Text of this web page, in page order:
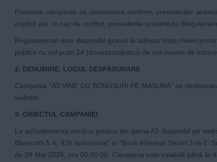
Prezenta campanie se desfasoara conform prevederilor
explicit aici. In caz de conflict, prevederile prezentului
Regulamentul este disponibil gratuit la adresa https://
publice cu cel putin 24 (douazecisipatru) de ore inainte de
2. DENUMIRE. LOCUL DESFASURARII
Campania "A3 VINE CU BONUSURI PE MASURA" se
website.
3. OBIECTUL CAMPANIEI
La achiziționarea oricărui produs din gama A3 disponibil pe
Bluetooth 5.4, 42h autonomie" și "Boxă Wireless Smart 2-in-1:
de 29 Mai 2026, ora 00:00:00. Campania este valabilă până la